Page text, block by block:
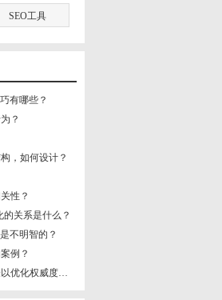
SEO工具
有哪些？
？
，如何设计？
性？
的关系是什么？
不明智的？
例？
如何提高网站的用户体验以优化权威度讯号？